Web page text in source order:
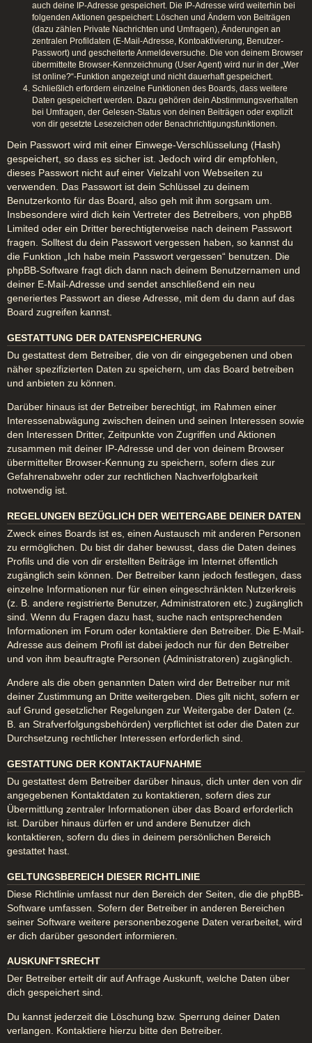
auch deine IP-Adresse gespeichert. Die IP-Adresse wird weiterhin bei
folgenden Aktionen gespeichert: Löschen und Ändern von Beiträgen
(dazu zählen Private Nachrichten und Umfragen), Änderungen an
zentralen Profildaten (E-Mail-Adresse, Kontoaktivierung, Benutzer-
Passwort) und gescheiterte Anmeldeversuche. Die von deinem Browser
übermittelte Browser-Kennzeichnung (User Agent) wird nur in der „Wer
ist online?“-Funktion angezeigt und nicht dauerhaft gespeichert.
Schließlich erfordern einzelne Funktionen des Boards, dass weitere
Daten gespeichert werden. Dazu gehören dein Abstimmungsverhalten
bei Umfragen, der Gelesen-Status von deinen Beiträgen oder explizit
von dir gesetzte Lesezeichen oder Benachrichtigungsfunktionen.
Dein Passwort wird mit einer Einwege-Verschlüsselung (Hash)
gespeichert, so dass es sicher ist. Jedoch wird dir empfohlen,
dieses Passwort nicht auf einer Vielzahl von Webseiten zu
verwenden. Das Passwort ist dein Schlüssel zu deinem
Benutzerkonto für das Board, also geh mit ihm sorgsam um.
Insbesondere wird dich kein Vertreter des Betreibers, von phpBB
Limited oder ein Dritter berechtigterweise nach deinem Passwort
fragen. Solltest du dein Passwort vergessen haben, so kannst du
die Funktion „Ich habe mein Passwort vergessen“ benutzen. Die
phpBB-Software fragt dich dann nach deinem Benutzernamen und
deiner E-Mail-Adresse und sendet anschließend ein neu
generiertes Passwort an diese Adresse, mit dem du dann auf das
Board zugreifen kannst.
GESTATTUNG DER DATENSPEICHERUNG
Du gestattest dem Betreiber, die von dir eingegebenen und oben
näher spezifizierten Daten zu speichern, um das Board betreiben
und anbieten zu können.
Darüber hinaus ist der Betreiber berechtigt, im Rahmen einer
Interessenabwägung zwischen deinen und seinen Interessen sowie
den Interessen Dritter, Zeitpunkte von Zugriffen und Aktionen
zusammen mit deiner IP-Adresse und der von deinem Browser
übermittelter Browser-Kennung zu speichern, sofern dies zur
Gefahrenabwehr oder zur rechtlichen Nachverfolgbarkeit
notwendig ist.
REGELUNGEN BEZÜGLICH DER WEITERGABE DEINER DATEN
Zweck eines Boards ist es, einen Austausch mit anderen Personen
zu ermöglichen. Du bist dir daher bewusst, dass die Daten deines
Profils und die von dir erstellten Beiträge im Internet öffentlich
zugänglich sein können. Der Betreiber kann jedoch festlegen, dass
einzelne Informationen nur für einen eingeschränkten Nutzerkreis
(z. B. andere registrierte Benutzer, Administratoren etc.) zugänglich
sind. Wenn du Fragen dazu hast, suche nach entsprechenden
Informationen im Forum oder kontaktiere den Betreiber. Die E-Mail-
Adresse aus deinem Profil ist dabei jedoch nur für den Betreiber
und von ihm beauftragte Personen (Administratoren) zugänglich.
Andere als die oben genannten Daten wird der Betreiber nur mit
deiner Zustimmung an Dritte weitergeben. Dies gilt nicht, sofern er
auf Grund gesetzlicher Regelungen zur Weitergabe der Daten (z.
B. an Strafverfolgungsbehörden) verpflichtet ist oder die Daten zur
Durchsetzung rechtlicher Interessen erforderlich sind.
GESTATTUNG DER KONTAKTAUFNAHME
Du gestattest dem Betreiber darüber hinaus, dich unter den von dir
angegebenen Kontaktdaten zu kontaktieren, sofern dies zur
Übermittlung zentraler Informationen über das Board erforderlich
ist. Darüber hinaus dürfen er und andere Benutzer dich
kontaktieren, sofern du dies in deinem persönlichen Bereich
gestattet hast.
GELTUNGSBEREICH DIESER RICHTLINIE
Diese Richtlinie umfasst nur den Bereich der Seiten, die die phpBB-
Software umfassen. Sofern der Betreiber in anderen Bereichen
seiner Software weitere personenbezogene Daten verarbeitet, wird
er dich darüber gesondert informieren.
AUSKUNFTSRECHT
Der Betreiber erteilt dir auf Anfrage Auskunft, welche Daten über
dich gespeichert sind.
Du kannst jederzeit die Löschung bzw. Sperrung deiner Daten
verlangen. Kontaktiere hierzu bitte den Betreiber.